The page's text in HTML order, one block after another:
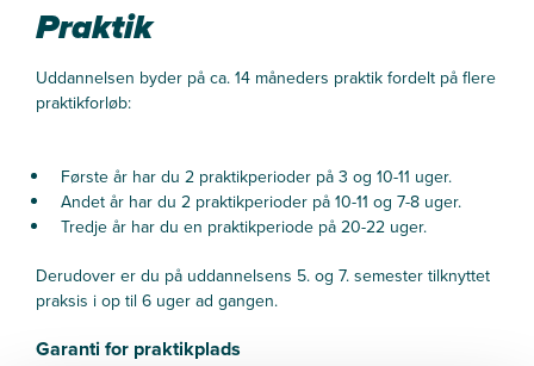
Praktik
Uddannelsen byder på ca. 14 måneders praktik fordelt på flere
praktikforløb:
Første år har du 2 praktikperioder på 3 og 10-11 uger.
Andet år har du 2 praktikperioder på 10-11 og 7-8 uger.
Tredje år har du en praktikperiode på 20-22 uger.
Derudover er du på uddannelsens 5. og 7. semester tilknyttet
praksis i op til 6 uger ad gangen.
Garanti for praktikplads